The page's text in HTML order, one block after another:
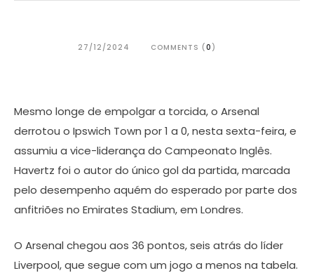
27/12/2024 COMMENTS (0 )
Mesmo longe de empolgar a torcida, o Arsenal
derrotou o Ipswich Town por 1 a 0, nesta sexta-feira, e
assumiu a vice-liderança do Campeonato Inglês.
Havertz foi o autor do único gol da partida, marcada
pelo desempenho aquém do esperado por parte dos
anfitriões no Emirates Stadium, em Londres.
O Arsenal chegou aos 36 pontos, seis atrás do líder
Liverpool, que segue com um jogo a menos na tabela.